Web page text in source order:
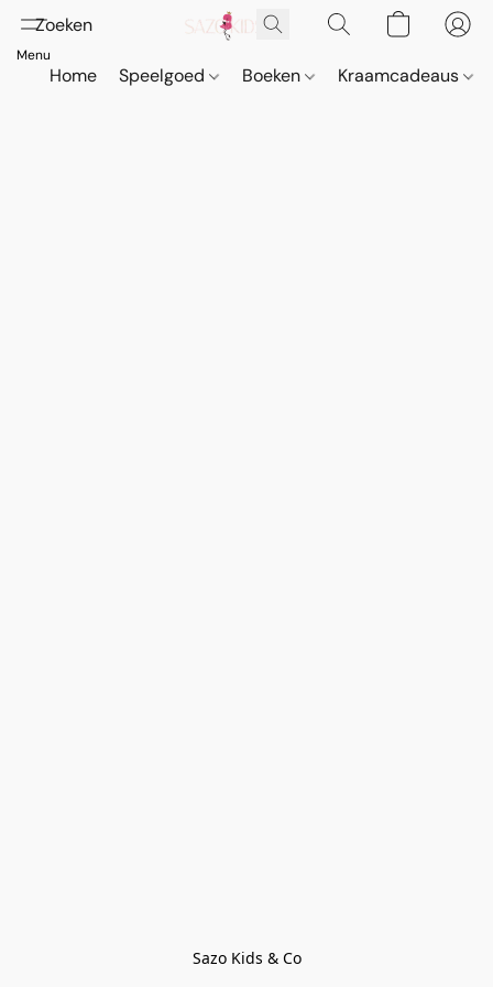
Home Speelgoed Boeken Kraamcadeaus
Sazo Kids & Co